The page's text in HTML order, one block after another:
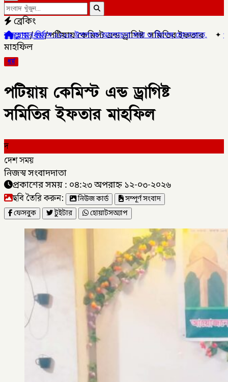
ব্রেকিং
২০২৬ উপলক্ষে আলোচনা সভা ও বিশেষ মোনাজাত,✦গলাচিপায় ১০ পিস
হোম/ধর্ম/পটিয়ায় কেমিস্ট এন্ড ড্রাগিষ্ট সমিতির ইফতার
মাহফিল
ধর্ম
পটিয়ায় কেমিস্ট এন্ড ড্রাগিষ্ট
সমিতির ইফতার মাহফিল
দ
দেশ সময়
নিজস্ব সংবাদদাতা
প্রকাশের সময় : ০৪:২৩ অপরাহ্ন ১২-০৩-২০২৬
ছবি তৈরি করুন: নিউজ কার্ড
সম্পূর্ণ সংবাদ
ফেসবুক
টুইটার হোয়াটসঅ্যাপ